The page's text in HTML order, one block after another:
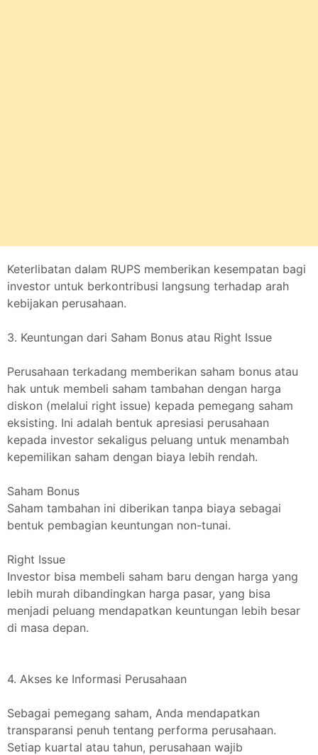
Keterlibatan dalam RUPS memberikan kesempatan bagi
investor untuk berkontribusi langsung terhadap arah
kebijakan perusahaan.
3. Keuntungan dari Saham Bonus atau Right Issue
Perusahaan terkadang memberikan saham bonus atau
hak untuk membeli saham tambahan dengan harga
diskon (melalui right issue) kepada pemegang saham
eksisting. Ini adalah bentuk apresiasi perusahaan
kepada investor sekaligus peluang untuk menambah
kepemilikan saham dengan biaya lebih rendah.
Saham Bonus
Saham tambahan ini diberikan tanpa biaya sebagai
bentuk pembagian keuntungan non-tunai.
Right Issue
Investor bisa membeli saham baru dengan harga yang
lebih murah dibandingkan harga pasar, yang bisa
menjadi peluang mendapatkan keuntungan lebih besar
di masa depan.
4. Akses ke Informasi Perusahaan
Sebagai pemegang saham, Anda mendapatkan
transparansi penuh tentang performa perusahaan.
Setiap kuartal atau tahun, perusahaan wajib